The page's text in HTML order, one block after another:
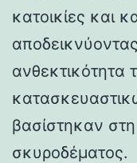
κατοικίες και
βασίστηκαν
σκυροδέματος.